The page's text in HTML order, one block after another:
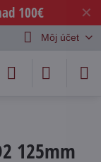
✕
100€
Môj účet
125mm